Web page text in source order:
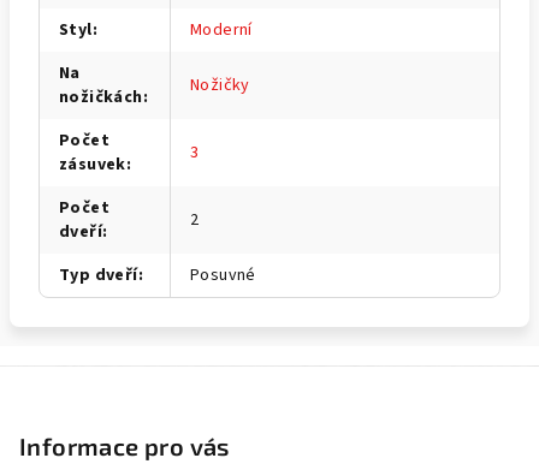
Styl:
Moderní
Na
nožičkách: Nožičky
Počet
zásuvek: 3
Počet
dveří: 2
Typ dveří: Posuvné
Informace pro vás